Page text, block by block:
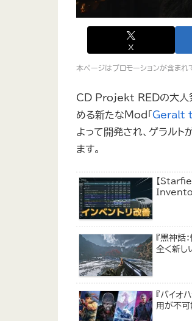
X
本ページはプロモーションが含まれ
CD Projekt REDの大人気
める新たなMod「 Geralt
よって開発され、ゲラルト
ます。
【
『黒神話
全く新し
『バイオ
用が不可